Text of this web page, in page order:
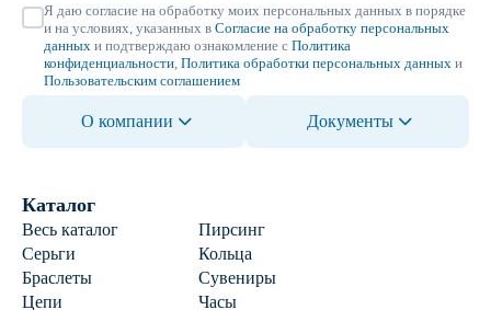
Я даю согласие на обработку моих персональных данных в порядке
и на условиях, указанных в Согласие на обработку персональных
данных и подтверждаю ознакомление с Политика
конфиденциальности Политика обработки персональных данных и
Пользовательским соглашением
О компании Документы
Каталог
Весь каталог
Пирсинг
Серьги
Кольца
Браслеты
Сувениры
Цепи
Часы